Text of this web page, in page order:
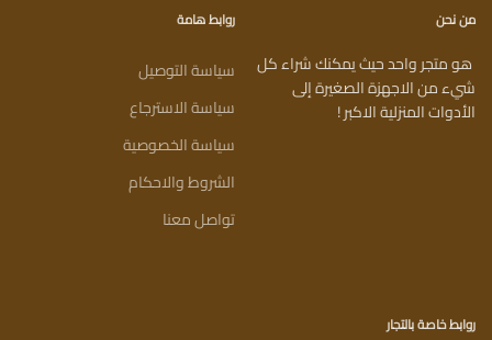
من نحن
هو متجر واحد حيث يمكنك شراء كل
شيء من الاجهزة الصغيرة إلى
الأدوات المنزلية الاكبر !
روابط هامة
سياسة التوصيل
سياسة الاسترجاع
سياسة الخصوصية
الشروط والاحكام
تواصل معنا
روابط خاصة بالتجار